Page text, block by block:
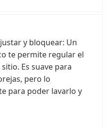
y bloquear: Un
te permite regular el
Es suave para
pero lo
para poder lavarlo y